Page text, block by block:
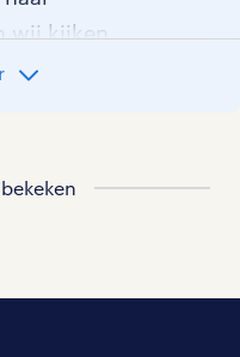
wij kijken
organisatie